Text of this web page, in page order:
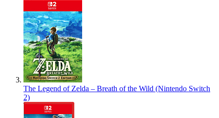
The Legend of Zelda – Breath of the Wild (Nintendo Switch
2)